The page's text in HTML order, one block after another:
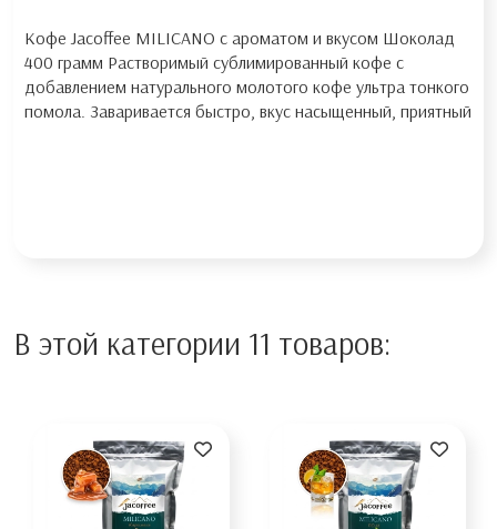
Кофе Jacoffee MILICANO с ароматом и вкусом Шоколад
400 грамм Растворимый сублимированный кофе с
добавлением натурального молотого кофе ультра тонкого
помола. Заваривается быстро, вкус насыщенный, приятный
В этой категории 11 товаров: